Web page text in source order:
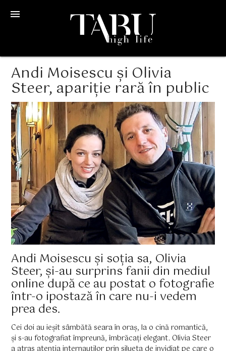
menu
Andi Moisescu și Olivia
Steer, apariție rară în public
Andi Moisescu și soția sa, Olivia
Steer, și-au surprins fanii din mediul
online după ce au postat o fotografie
într-o ipostază în care nu-i vedem
prea des.
Cei doi au ieșit sâmbătă seara în oraș, la o cină romantică,
și s-au fotografiat împreună, îmbrăcați elegant. Olivia Steer